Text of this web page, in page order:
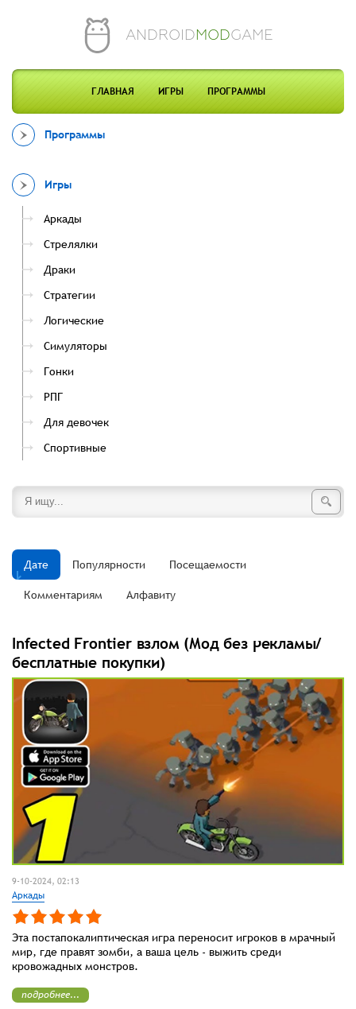
ANDROIDMODGAME
ГЛАВНАЯ ИГРЫ ПРОГРАММЫ
Программы
Игры
Аркады
Стрелялки
Драки
Стратегии
Логические
Симуляторы
Гонки
РПГ
Для девочек
Спортивные
Дате Популярности Посещаемости
Комментариям Алфавиту
9-10-2024, 02:13
Infected Frontier взлом (Мод без рекламы/
бесплатные покупки)
Аркады
Эта постапокалиптическая игра переносит игроков в мрачный
мир, где правят зомби, а ваша цель - выжить среди
кровожадных монстров.
подробнее...